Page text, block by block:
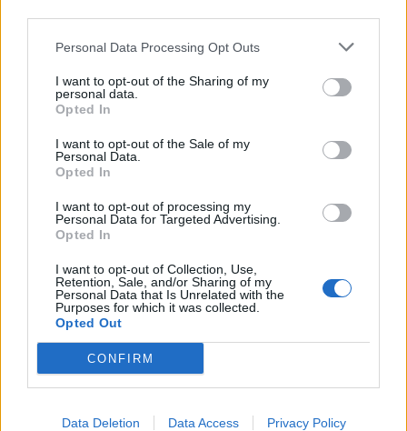
Personal Data Processing Opt Outs
I want to opt-out of the Sharing of my
personal data.
Opted In
I want to opt-out of the Sale of my
Personal Data.
Opted In
I want to opt-out of processing my
Personal Data for Targeted Advertising.
Opted In
I want to opt-out of Collection, Use,
Retention, Sale, and/or Sharing of my
Personal Data that Is Unrelated with the
Purposes for which it was collected.
Opted Out
CONFIRM
Data Deletion Data Access Privacy Policy
Κορινθία: Παραδίδονται τρία σημαντικά έργα
προστασίας και ανάδειξης μνημείων
05/08/2026 19:22